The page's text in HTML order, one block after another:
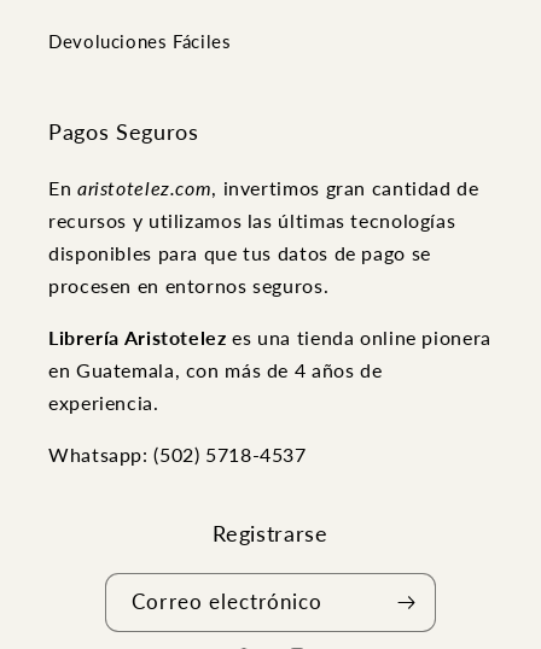
Devoluciones Fáciles
Pagos Seguros
En aristotelez.com, invertimos gran cantidad de
recursos y utilizamos las últimas tecnologías
disponibles para que tus datos de pago se
procesen en entornos seguros.
Librería Aristotelezes una tienda online pionera
en Guatemala, con más de 4 años de
experiencia.
Whatsapp: (502) ‭5718-4537
Registrarse
Correo electrónico